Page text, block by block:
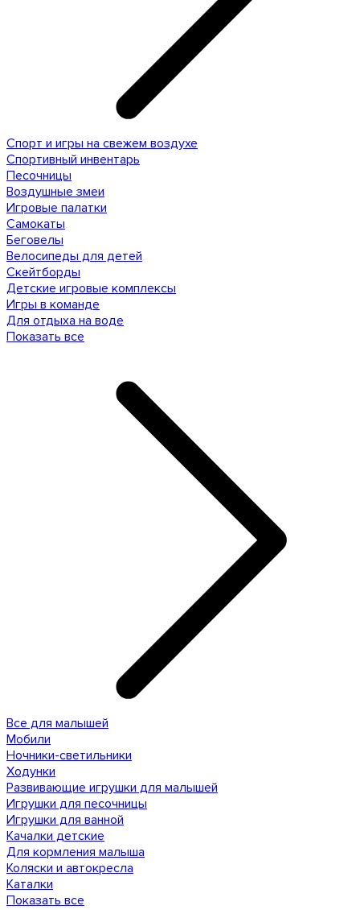
Спорт и игры на свежем воздухе
Спортивный инвентарь
Песочницы
Воздушные змеи
Игровые палатки
Самокаты
Беговелы
Велосипеды для детей
Скейтборды
Детские игровые комплексы
Игры в команде
Для отдыха на воде
Показать все
Все для малышей
Мобили
Ночники-светильники
Ходунки
Развивающие игрушки для малышей
Игрушки для песочницы
Игрушки для ванной
Качалки детские
Для кормления малыша
Коляски и автокресла
Каталки
Показать все